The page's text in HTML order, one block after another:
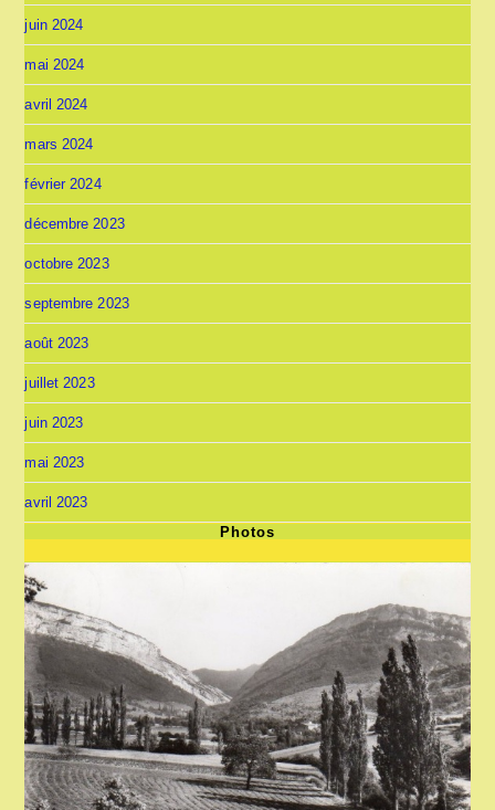
juin 2024
mai 2024
avril 2024
mars 2024
février 2024
décembre 2023
octobre 2023
septembre 2023
août 2023
juillet 2023
juin 2023
mai 2023
avril 2023
Photos